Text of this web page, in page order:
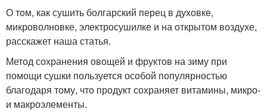
О том, как сушить болгарский перец в духовке,
микроволновке, электросушилке и на открытом воздухе,
расскажет наша статья.
Метод сохранения овощей и фруктов на зиму при
помощи сушки пользуется особой популярностью
благодаря тому, что продукт сохраняет витамины, микро-
и макроэлементы.